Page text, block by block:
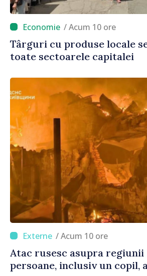
/ Acum 10 ore
Târguri cu produse locale
toate sectoarele capitalei
/ Acum 10 ore
Atac rusesc asupra
persoane, inclusiv un copil,